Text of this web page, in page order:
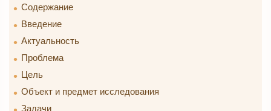
Содержание
Введение
Актуальность
Проблема
Цель
Объект и предмет исследования
Задачи